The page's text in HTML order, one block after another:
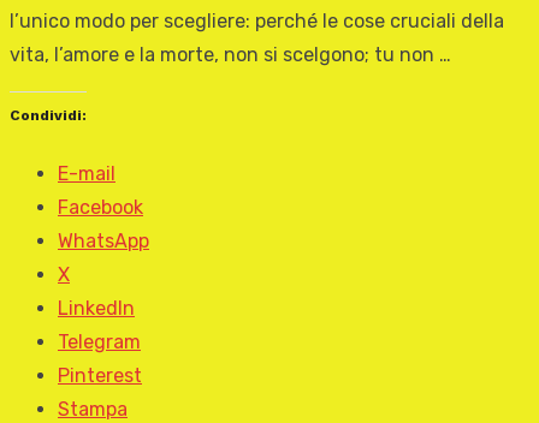
l’unico modo per scegliere: perché le cose cruciali della
vita, l’amore e la morte, non si scelgono; tu non …
Condividi:
E-mail
Facebook
WhatsApp
X
LinkedIn
Telegram
Pinterest
Stampa